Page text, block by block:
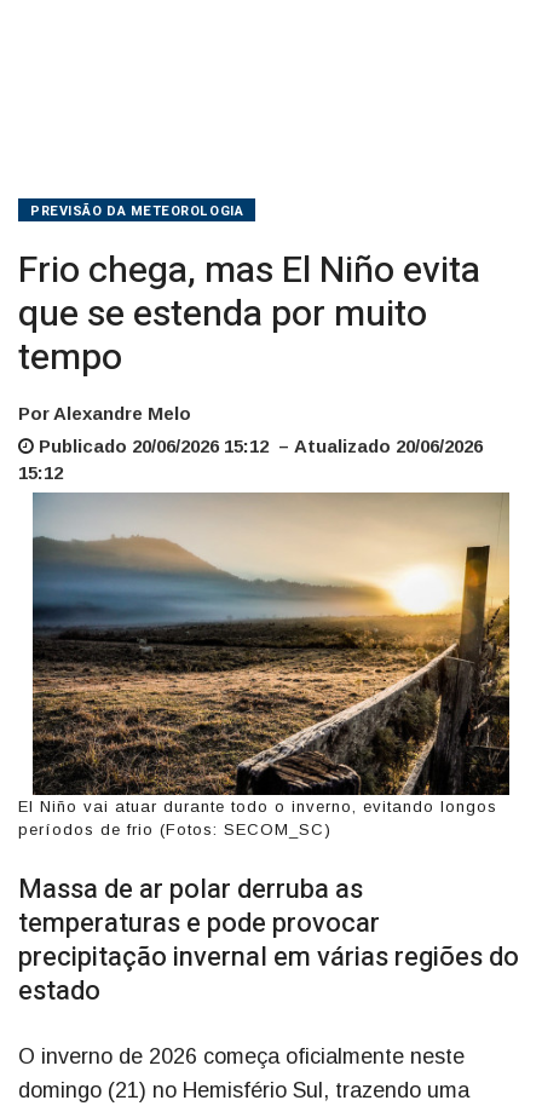
PREVISÃO DA METEOROLOGIA
Frio chega, mas El Niño evita
que se estenda por muito
tempo
Por Alexandre Melo
Publicado 20/06/2026 15:12 – Atualizado 20/06/2026
15:12
El Niño vai atuar durante todo o inverno, evitando longos
períodos de frio (Fotos: SECOM_SC)
Massa de ar polar derruba as
temperaturas e pode provocar
precipitação invernal em várias regiões do
estado
O inverno de 2026 começa oficialmente neste
domingo (21) no Hemisfério Sul, trazendo uma